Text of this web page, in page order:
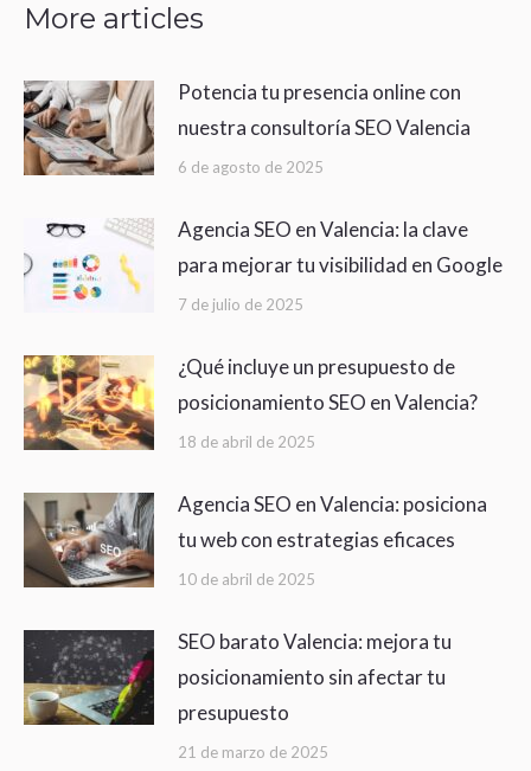
More articles
Potencia tu presencia online con
nuestra consultoría SEO Valencia
6 de agosto de 2025
Agencia SEO en Valencia: la clave
para mejorar tu visibilidad en Google
7 de julio de 2025
¿Qué incluye un presupuesto de
posicionamiento SEO en Valencia?
18 de abril de 2025
Agencia SEO en Valencia: posiciona
tu web con estrategias eficaces
10 de abril de 2025
SEO barato Valencia: mejora tu
posicionamiento sin afectar tu
presupuesto
21 de marzo de 2025